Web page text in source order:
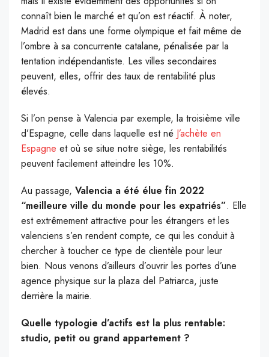
connaît bien le marché et qu’on est réactif. À noter,
Madrid est dans une forme olympique et fait même de
l’ombre à sa concurrente catalane, pénalisée par la
tentation indépendantiste. Les villes secondaires
peuvent, elles, offrir des taux de rentabilité plus
élevés.
Si l’on pense à Valencia par exemple, la troisième ville
d’Espagne, celle dans laquelle est né J’achète en
Espagne et où se situe notre siège, les rentabilités
peuvent facilement atteindre les 10%.
Au passage, Valencia a été élue fin 2022
“meilleure ville du monde pour les expatriés”. Elle
est extrêmement attractive pour les étrangers et les
valenciens s’en rendent compte, ce qui les conduit à
chercher à toucher ce type de clientèle pour leur
bien. Nous venons d’ailleurs d’ouvrir les portes d’une
agence physique sur la plaza del Patriarca, juste
derrière la mairie.
Quelle typologie d’actifs est la plus rentable:
studio, petit ou grand appartement ?